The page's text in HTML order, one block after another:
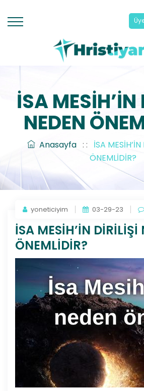
İSA MESİH’İN
NEDEN
Anasayfa : :
İSA
ÖNEMLİDİR?
yoneticiyim 03-29-23
İSA MESİH’İN DİRİLİŞİ
ÖNEMLİDİR?